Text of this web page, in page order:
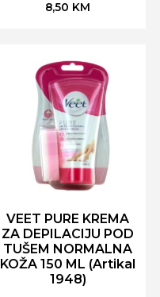
8,50 KM
VEET PURE KREMA
ZA DEPILACIJU POD
TUŠEM NORMALNA
KOŽA 150 ML (Artikal
1948)